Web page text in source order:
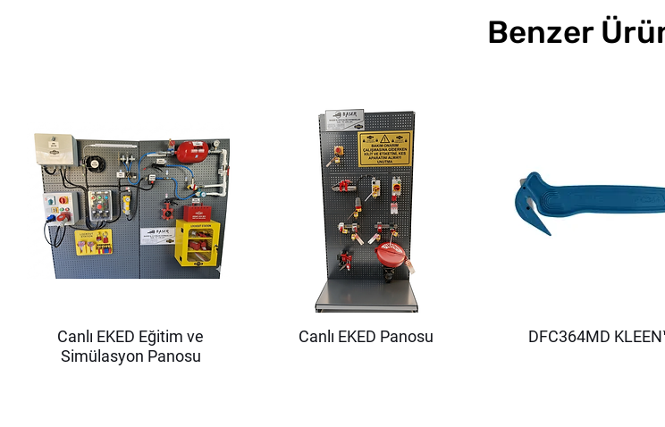
Benzer
Canlı EKED Eğitim ve
Simülasyon Panosu
Canlı EKED Panosu DFC364MD